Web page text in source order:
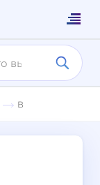
В